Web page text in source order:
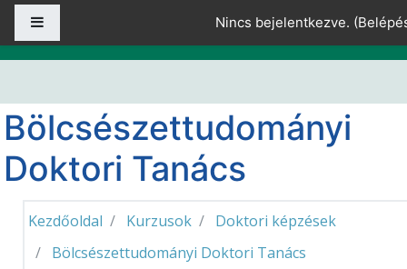
Tovább a fő tartalomhoz
Nincs bejelentkezve. (
Bölcsészettudományi
Doktori Tanács
Kezdőoldal Kurzusok
Doktori képzések
Bölcsészettudományi Doktori Tanács